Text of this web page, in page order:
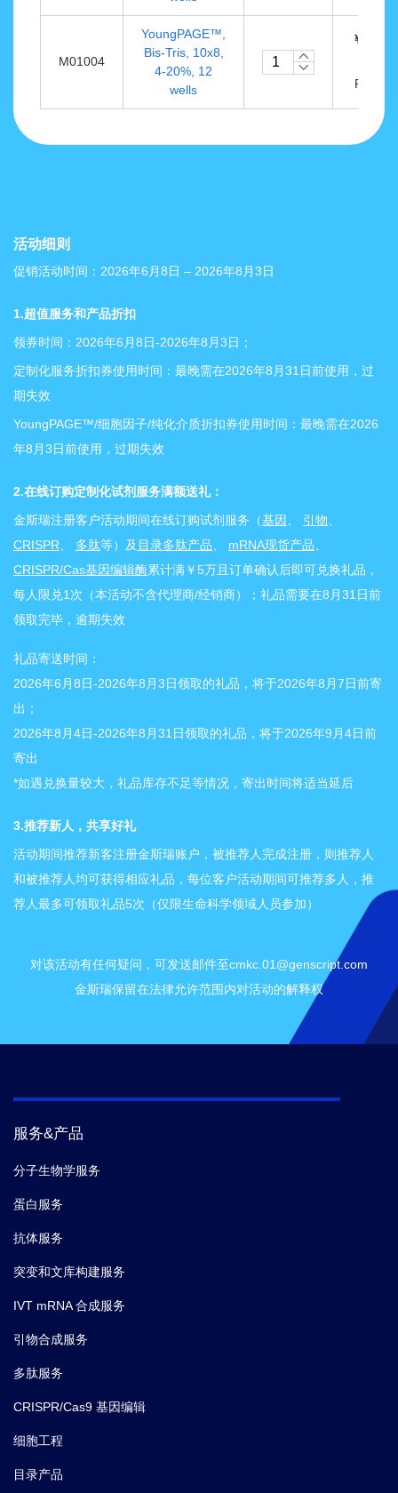
M01004
YoungPAGE™,
Bis-Tris, 10x8,
4-20%, 12
wells
￥
PK/
活动细则
促销活动时间：2026年6月8日 – 2026年8月3日
1.超值服务和产品折扣
领券时间：2026年6月8日-2026年8月3日；
定制化服务折扣券使用时间：最晚需在2026年8月31日前使用，过
期失效
YoungPAGE™/细胞因子/纯化介质折扣券使用时间：最晚需在2026
年8月3日前使用，过期失效
2.在线订购定制化试剂服务满额送礼：
金斯瑞注册客户活动期间在线订购试剂服务（基因 引物
CRISPR
多肽等）及 目录多肽产品 mRNA现货产品
CRISPR/Cas基因编辑酶累计满￥5万且订单确认后即可兑换礼品，
每人限兑1次（本活动不含代理商/经销商）；礼品需要在8月31日前
领取完毕，逾期失效
礼品寄送时间：
2026年6月8日-2026年8月3日领取的礼品，将于2026年8月7日前寄
出；
2026年8月4日-2026年8月31日领取的礼品，将于2026年9月4日前
寄出
*如遇兑换量较大，礼品库存不足等情况，寄出时间将适当延后
3.推荐新人，共享好礼
活动期间推荐新客注册金斯瑞账户，被推荐人完成注册，则推荐人
和被推荐人均可获得相应礼品，每位客户活动期间可推荐多人，推
荐人最多可领取礼品5次（仅限生命科学领域人员参加）
对该活动有任何疑问，可发送邮件至cmkc.01@genscript.com
金斯瑞保留在法律允许范围内对活动的解释权
服务&产品
分子生物学服务
蛋白服务
抗体服务
突变和文库构建服务
IVT mRNA 合成服务
引物合成服务
多肽服务
CRISPR/Cas9 基因编辑
细胞工程
目录产品